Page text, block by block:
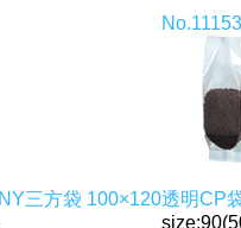
三方袋 100×120
No.11153
透明CP